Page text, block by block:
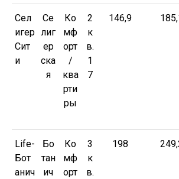
Сел
игер
Сит
и
Се
лиг
ер
ска
я
Ко
мф
орт
/
ква
рти
ры
2
к
в.
1
7
146,9
Life-
Бот
анич
Бо
тан
ич
Ко
мф
орт
3
к
в.
198